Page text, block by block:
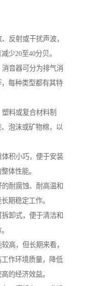
反射或干扰声波，
少20至40分贝。
音器可分为排气消
每种类型都有其特
料或复合材料制
泡沫或矿物棉，以
积小巧，便于安装
体性能。
耐腐蚀、耐高温和
期稳定工作。
卸式，便于清洁和
高，但长期来看，
作环境质量，降低
的经济效益。